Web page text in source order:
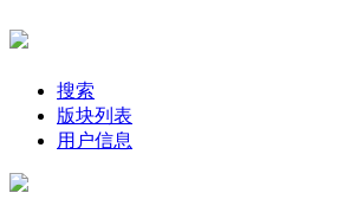
搜索
版块列表
用户信息